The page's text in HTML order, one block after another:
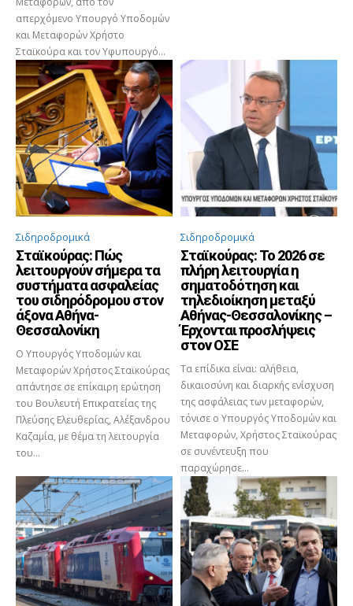
απερχόμενο Υπουργό Υποδομών
και Μεταφορών Χρήστο
Σταϊκούρα και τον Υφυπουργό...
Σιδηροδρομικά
Σταϊκούρας: Πώς
λειτουργούν σήμερα τα
συστήματα ασφαλείας
του σιδηρόδρομου στον
άξονα Αθήνα-
Θεσσαλονίκη
Ο Υπουργός Υποδομών και
Μεταφορών Χρήστος Σταϊκούρας
απάντησε σε επίκαιρη ερώτηση
του Βουλευτή Επικρατείας της
Πλεύσης Ελευθερίας, Αλέξανδρου
Καζαμία, με θέμα τη λειτουργία
του...
Σιδηροδρομικά
Σταϊκούρας: Το 2026 σε
πλήρη λειτουργία η
σηματοδότηση και
τηλεδιοίκηση μεταξύ
Αθήνας-Θεσσαλονίκης –
Έρχονται προσλήψεις
στον ΟΣΕ
Τα επίδικα είναι: αλήθεια,
δικαιοσύνη και διαρκής ενίσχυση
της ασφάλειας των μεταφορών,
τόνισε ο Υπουργός Υποδομών και
Μεταφορών, Χρήστος Σταϊκούρας
σε συνέντευξη που
παραχώρησε...